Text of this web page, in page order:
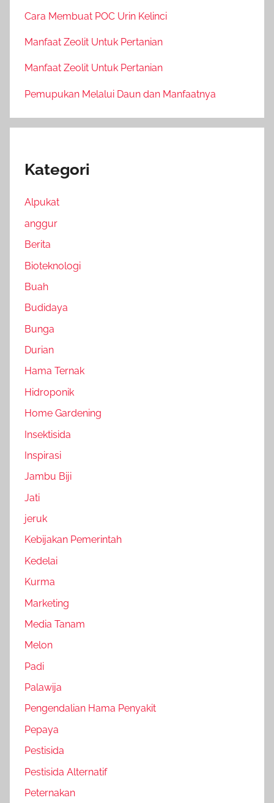
Cara Membuat POC Urin Kelinci
Manfaat Zeolit Untuk Pertanian
Manfaat Zeolit Untuk Pertanian
Pemupukan Melalui Daun dan Manfaatnya
Kategori
Alpukat
anggur
Berita
Bioteknologi
Buah
Budidaya
Bunga
Durian
Hama Ternak
Hidroponik
Home Gardening
Insektisida
Inspirasi
Jambu Biji
Jati
jeruk
Kebijakan Pemerintah
Kedelai
Kurma
Marketing
Media Tanam
Melon
Padi
Palawija
Pengendalian Hama Penyakit
Pepaya
Pestisida
Pestisida Alternatif
Peternakan